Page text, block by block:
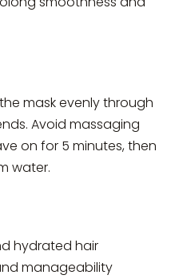
mask evenly through
Avoid massaging
on for 5 minutes, then
water.
hydrated hair
manageability